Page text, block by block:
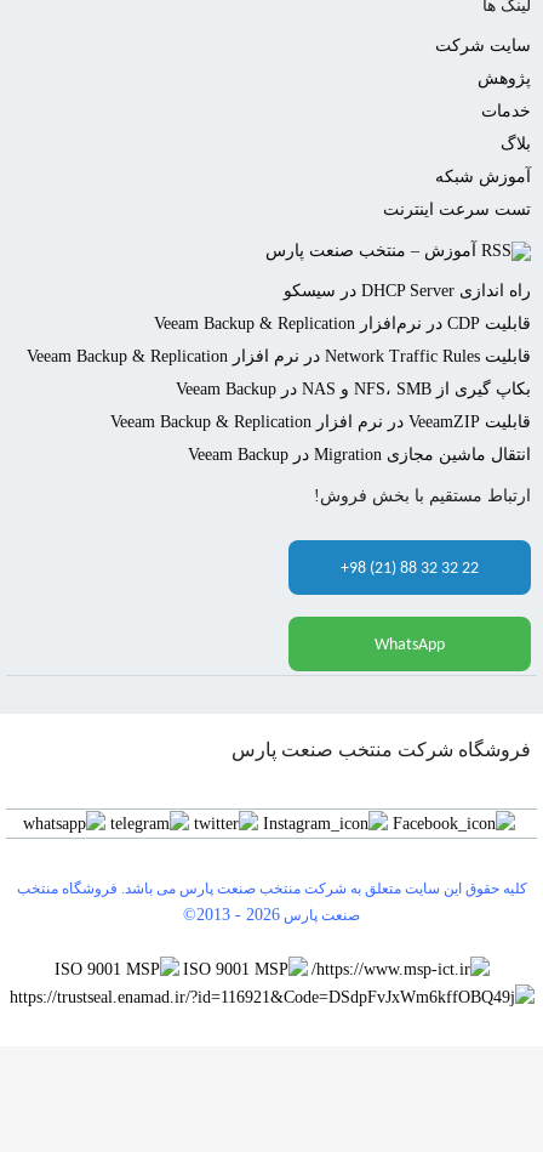
لینک ها
سایت شرکت
پژوهش
خدمات
بلاگ
آموزش شبکه
تست سرعت اینترنت
آموزش – منتخب صنعت پارس
راه اندازی DHCP Server در سیسکو
قابلیت CDP در نرم‌افزار Veeam Backup & Replication
قابلیت Network Traffic Rules در نرم افزار Veeam Backup & Replication
بکاپ گیری از NFS، SMB و NAS در Veeam Backup
قابلیت VeeamZIP در نرم افزار Veeam Backup & Replication
انتقال ماشین مجازی Migration در Veeam Backup
ارتباط مستقیم با بخش فروش!
+98 (21) 88 32 32 22
WhatsApp
فروشگاه شرکت منتخب صنعت پارس
کلیه حقوق این سایت متعلق به شرکت منتخب صنعت پارس می باشد. فروشگاه منتخب
صنعت پارس
©2013 -2026